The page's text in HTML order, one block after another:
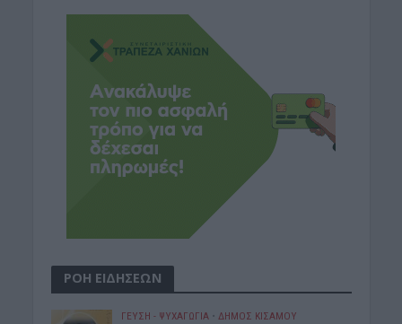
ΡΟΗ ΕΙΔΗΣΕΩΝ
ΓΕΎΣΗ - ΨΥΧΑΓΩΓΊΑ • ΔΉΜΟΣ ΚΙΣΆΜΟΥ